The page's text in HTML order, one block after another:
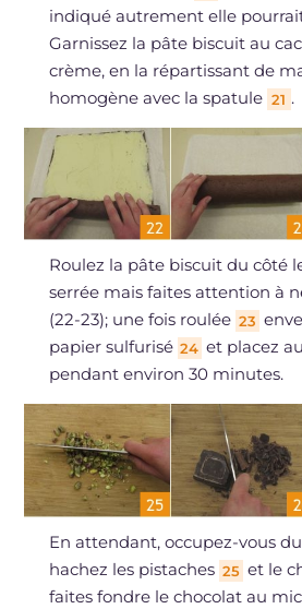
indiqué autrement elle
Garnissez la pâte biscuit au
crème, en la répartissant de
homogène avec la spatule 21 .
Roulez la pâte biscuit du côté
serrée mais faites attention à
(22-23); une fois roulée 23
papier sulfurisé 24 et placez
pendant environ 30 minutes.
En attendant, occupez-vous
hachez les pistaches 25 et le
faites fondre le chocolat au